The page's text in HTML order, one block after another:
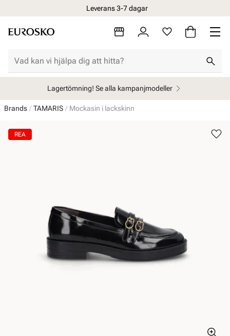
Leverans 3-7 dagar
Lagertömning! Se alla kampanjmodeller
Brands TAMARIS Mockasin i lackskinn
REA